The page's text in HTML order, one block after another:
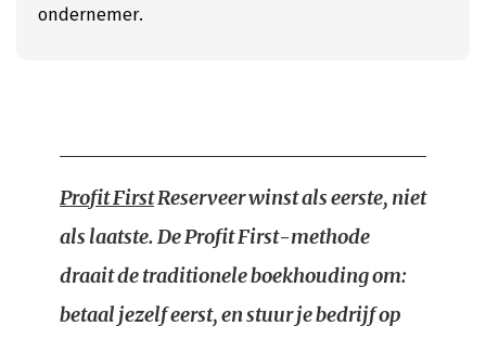
ondernemer.
Profit FirstReserveer winst als eerste, niet
als laatste. De Profit First-methode
draait de traditionele boekhouding om:
betaal jezelf eerst, en stuur je bedrijf op